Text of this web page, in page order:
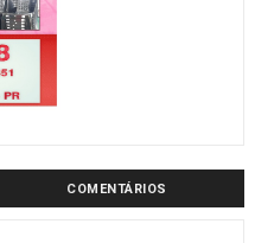
COMENTÁRIOS